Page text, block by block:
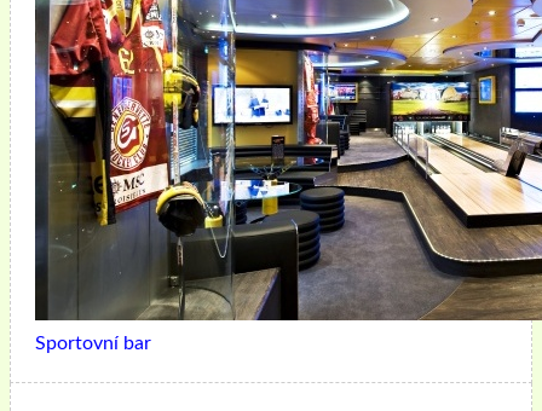
Sportovní bar